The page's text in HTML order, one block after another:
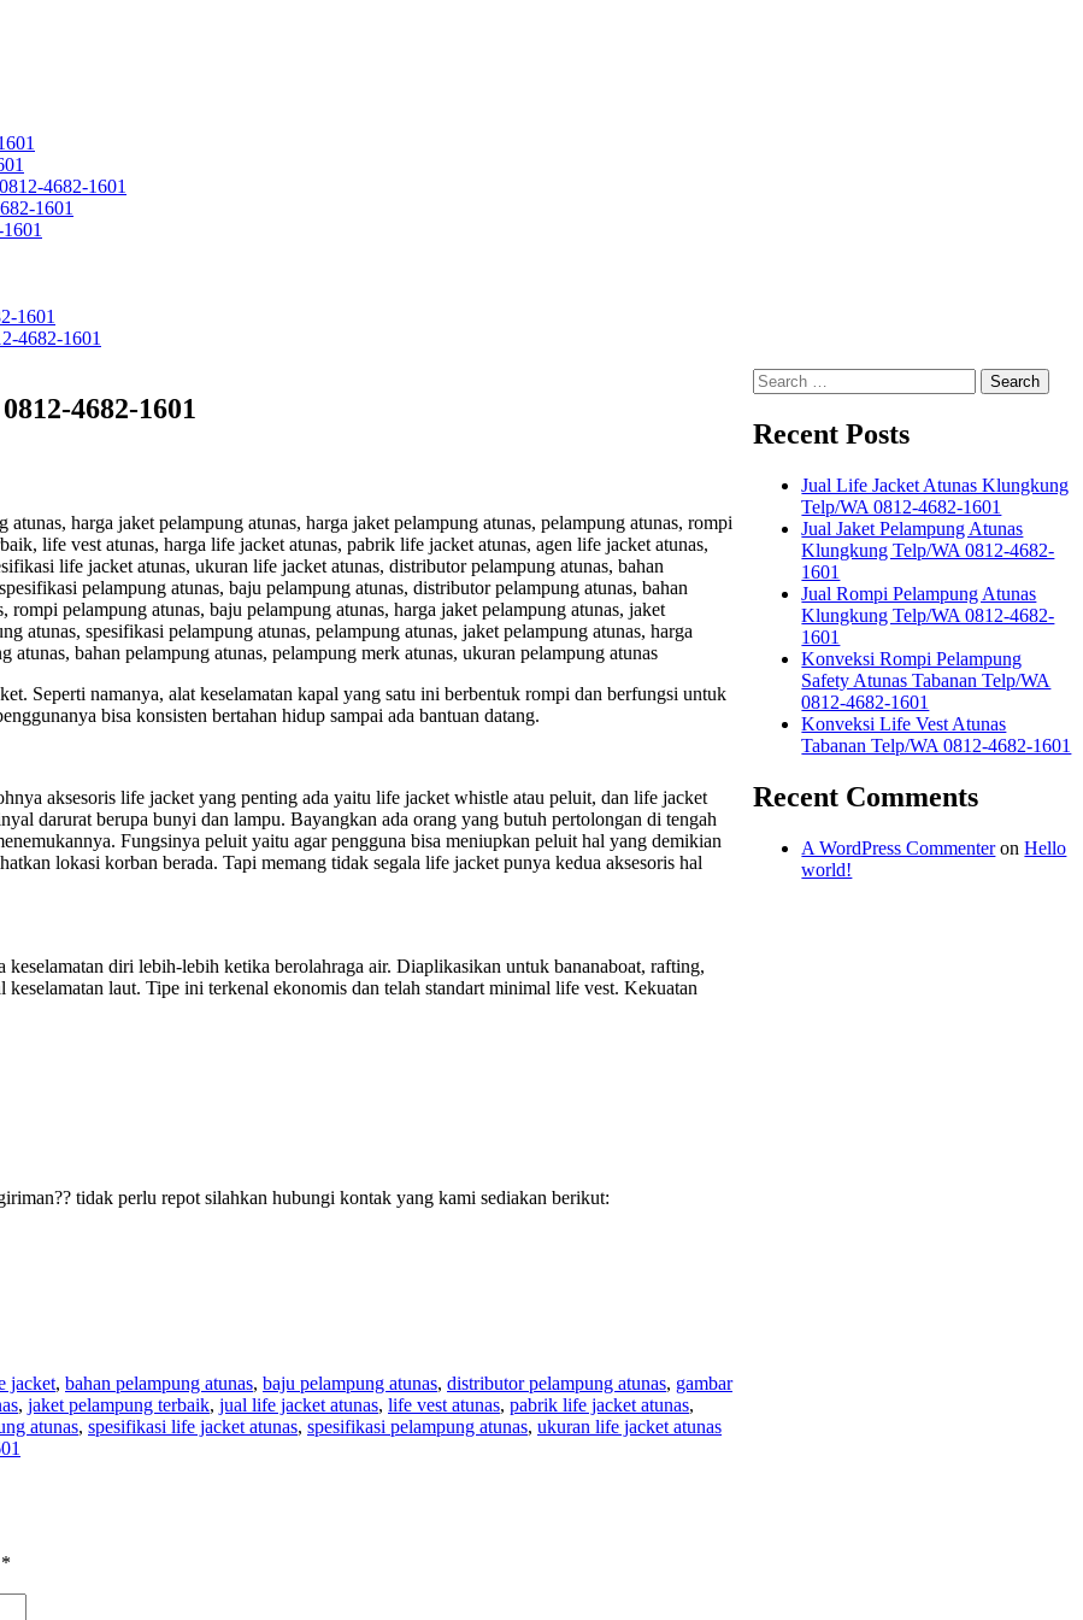
4682-1601
1601
1601
4682-1601
4682-1601
harga jaket pelampung atunas, harga jaket pelampung atunas, pelampung atunas, rompi
life vest atunas, harga life jacket atunas, pabrik life jacket atunas, agen life jacket atunas,
life jacket atunas, ukuran life jacket atunas, distributor pelampung atunas, bahan
pelampung atunas, baju pelampung atunas, distributor pelampung atunas, bahan
pelampung atunas, baju pelampung atunas, harga jaket pelampung atunas, jaket
atunas, spesifikasi pelampung atunas, pelampung atunas, jaket pelampung atunas, harga
bahan pelampung atunas, pelampung merk atunas, ukuran pelampung atunas
Seperti namanya, alat keselamatan kapal yang satu ini berbentuk rompi dan berfungsi untuk
bisa konsisten bertahan hidup sampai ada bantuan datang.
aksesoris life jacket yang penting ada yaitu life jacket whistle atau peluit, dan life jacket
darurat berupa bunyi dan lampu. Bayangkan ada orang yang butuh pertolongan di tengah
Fungsinya peluit yaitu agar pengguna bisa meniupkan peluit hal yang demikian
lokasi korban berada. Tapi memang tidak segala life jacket punya kedua aksesoris hal
diri lebih-lebih ketika berolahraga air. Diaplikasikan untuk bananaboat, rafting,
laut. Tipe ini terkenal ekonomis dan telah standart minimal life vest. Kekuatan
tidak perlu repot silahkan hubungi kontak yang kami sediakan berikut:
jacket, bahan pelampung atunas, baju pelampung atunas, distributor pelampung atunas, gambar
, jaket pelampung terbaik, jual life jacket atunas, life vest atunas, pabrik life jacket atunas,
atunas, spesifikasi life jacket atunas, spesifikasi pelampung atunas, ukuran life jacket atunas
*
Search
for:
Recent Posts
Jual Life Jacket Atunas Klungkung
Telp/WA 0812-4682-1601
Jual Jaket Pelampung Atunas
Klungkung Telp/WA 0812-4682-
1601
Jual Rompi Pelampung Atunas
Klungkung Telp/WA 0812-4682-
1601
Konveksi Rompi Pelampung
Safety Atunas Tabanan Telp/WA
0812-4682-1601
Konveksi Life Vest Atunas
Tabanan Telp/WA 0812-4682-1601
Recent Comments
A WordPress CommenteronHello
world!